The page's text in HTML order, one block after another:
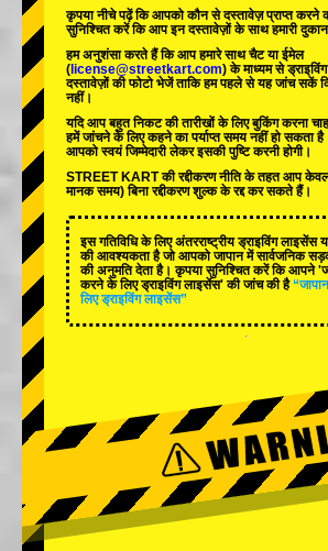
कृपया नीचे पढ़ें कि आपको कौन से दस्तावेज़ प्राप्त
सुनिश्चित करें कि आप इन दस्तावेज़ों के साथ हमारी
हम अनुशंसा करते हैं कि आप हमारे साथ चैट या ईमेल
( license@streetkart.com) के माध्यम से
दस्तावेज़ों की फोटो भेजें ताकि हम पहले से यह जांच सकें
नहीं।
यदि आप बहुत निकट की तारीखों के लिए बुकिंग करना
हमें जांचने के लिए कहने का पर्याप्त समय नहीं हो सकता
आपको स्वयं जिम्मेदारी लेकर इसकी पुष्टि करनी होगी।
STREET KART की रद्दीकरण नीति के तहत आप
मानक समय) बिना रद्दीकरण शुल्क के रद्द कर सकते हैं।
इस गतिविधि के लिए अंतरराष्ट्रीय ड्राइविंग लाइसेंस
की आवश्यकता है जो आपको जापान में सार्वजनिक
की अनुमति देता है। कृपया सुनिश्चित करें कि आपने
करने के लिए ड्राइविंग लाइसेंस' की जांच की है
लिए ड्राइविंग लाइसेंस”